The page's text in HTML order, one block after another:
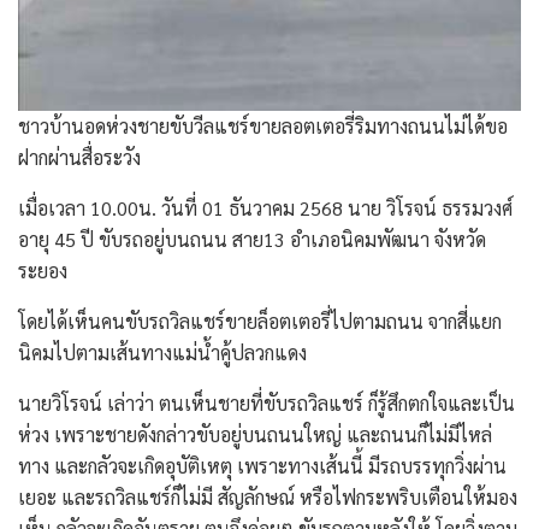
ชาวบ้านอดห่วงชายขับวีลแชร์ขายลอตเตอรี่ริมทางถนนไม่ได้ขอ
ฝากผ่านสื่อระวัง
เมื่อเวลา 10.00น. วันที่ 01 ธันวาคม 2568 นาย วิโรจน์ ธรรมวงศ์
อายุ 45 ปี ขับรถอยู่บนถนน สาย13 อำเภอนิคมพัฒนา จังหวัด
ระยอง
โดยได้เห็นคนขับรถวิลแชร์ขายล็อตเตอรี่ไปตามถนน จากสี่แยก
นิคมไปตามเส้นทางแม่น้ำคู้ปลวกแดง
นายวิโรจน์ เล่าว่า ตนเห็นชายที่ขับรถวิลแชร์ ก็รู้สึกตกใจและเป็น
ห่วง เพราะชายดังกล่าวขับอยู่บนถนนใหญ่ และถนนก็ไม่มีไหล่
ทาง และกลัวจะเกิดอุบัติเหตุ เพราะทางเส้นนี้ มีรถบรรทุกวิ่งผ่าน
เยอะ และรถวิลแชร์ก็ไม่มี สัญลักษณ์ หรือไฟกระพริบเตือนให้มอง